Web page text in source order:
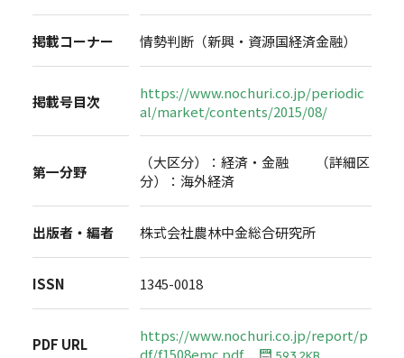
掲載コーナー 情勢判断（新興・資源国経済金融）
掲載号目次
https://www.nochuri.co.jp/periodic
al/market/contents/2015/08/
第一分野
（大区分）：経済・金融 （詳細区
分）：海外経済
出版者・編者 株式会社農林中金総合研究所
ISSN 1345-0018
PDF URL
https://www.nochuri.co.jp/report/p
df/f1508emc.pdf